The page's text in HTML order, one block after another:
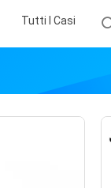
Tutti I Casi